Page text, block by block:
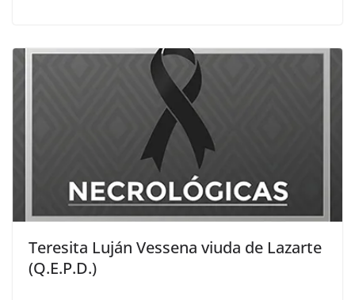
Teresita Luján Vessena viuda de Lazarte
(Q.E.P.D.)